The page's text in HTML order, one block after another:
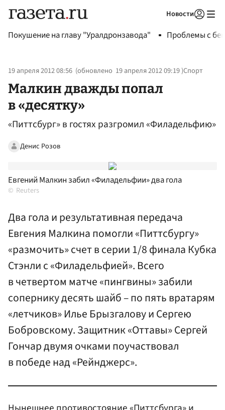
Новости
Покушение на главу "Уралдронзавода" Проблемы с
19 апреля 2012 08:56 (обновлено 19 апреля 2012 09:19)Спорт
Малкин дважды попал
в «десятку»
«Питтсбург» в гостях разгромил «Филадельфию»
Денис Розов
Евгений Малкин забил «Филадельфии» два гола
Reuters
Два гола и результативная передача
Евгения Малкина помогли «Питтсбургу»
«размочить» счет в серии 1/8 финала Кубка
Стэнли с «Филадельфией». Всего
в четвертом матче «пингвины» забили
сопернику десять шайб – по пять вратарям
«летчиков» Илье Брызгалову и Сергею
Бобровскому. Защитник «Оттавы» Сергей
Гончар двумя очками поучаствовал
в победе над «Рейнджерс».